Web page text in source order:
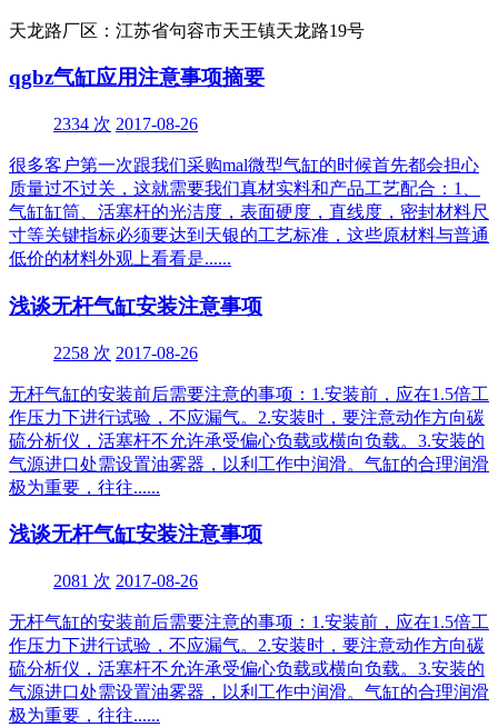
天龙路厂区：江苏省句容市天王镇天龙路19号
qgbz气缸应用注意事项摘要
2334 次 2017-08-26
很多客户第一次跟我们采购mal微型气缸的时候首先都会担心
质量过不过关，这就需要我们真材实料和产品工艺配合：1、
气缸缸筒、活塞杆的光洁度，表面硬度，直线度，密封材料尺
寸等关键指标必须要达到天银的工艺标准，这些原材料与普通
低价的材料外观上看看是......
浅谈无杆气缸安装注意事项
2258 次 2017-08-26
无杆气缸的安装前后需要注意的事项：1.安装前，应在1.5倍工
作压力下进行试验，不应漏气。2.安装时，要注意动作方向碳
硫分析仪，活塞杆不允许承受偏心负载或横向负载。3.安装的
气源进口处需设置油雾器，以利工作中润滑。气缸的合理润滑
极为重要，往往......
浅谈无杆气缸安装注意事项
2081 次 2017-08-26
无杆气缸的安装前后需要注意的事项：1.安装前，应在1.5倍工
作压力下进行试验，不应漏气。2.安装时，要注意动作方向碳
硫分析仪，活塞杆不允许承受偏心负载或横向负载。3.安装的
气源进口处需设置油雾器，以利工作中润滑。气缸的合理润滑
极为重要，往往......